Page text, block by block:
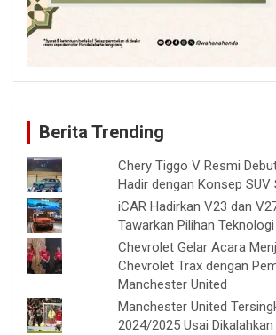
Berita Trending
Chery Tiggo V Resmi
Hadir dengan Konsep SUV
iCAR Hadirkan V23 dan
Tawarkan Pilihan Teknologi
Chevrolet Gelar Acara
Chevrolet Trax dengan
Manchester United
Manchester United
2024/2025 Usai